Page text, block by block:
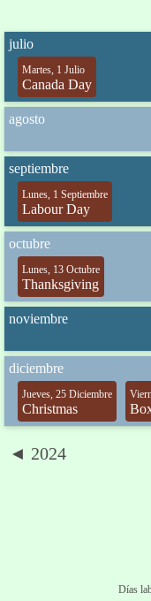
julio
Martes, 1 Julio
Canada Day
agosto
septiembre
Lunes, 1 Septiembre
Labour Day
octubre
Lunes, 13 Octubre
Thanksgiving
noviembre
diciembre
Jueves, 25 Diciembre
Christmas
◄ 2024
Días